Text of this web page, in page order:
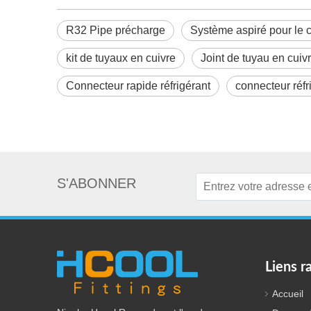
R32 Pipe précharge Système aspiré pour le
kit de tuyaux en cuivre Joint de tuyau en
Connecteur rapide réfrigérant connecteur
S'ABONNER
Liens
Accueil